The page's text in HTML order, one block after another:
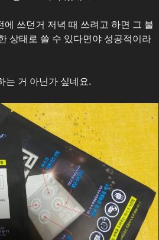
쓰던거 저녁 때 쓰려고 하면 그 불
상태로 쓸 수 있다면야 성공적이라
는 거 아닌가 싶네요.